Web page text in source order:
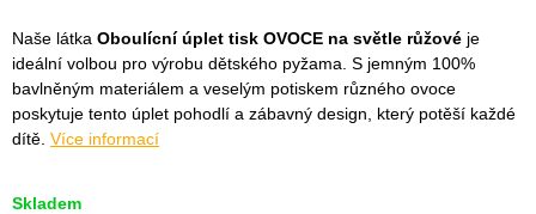
Naše látka Oboulícní úplet tisk OVOCE na světle růžové je
ideální volbou pro výrobu dětského pyžama. S jemným 100%
bavlněným materiálem a veselým potiskem různého ovoce
poskytuje tento úplet pohodlí a zábavný design, který potěší každé
dítě. Více informací
Skladem